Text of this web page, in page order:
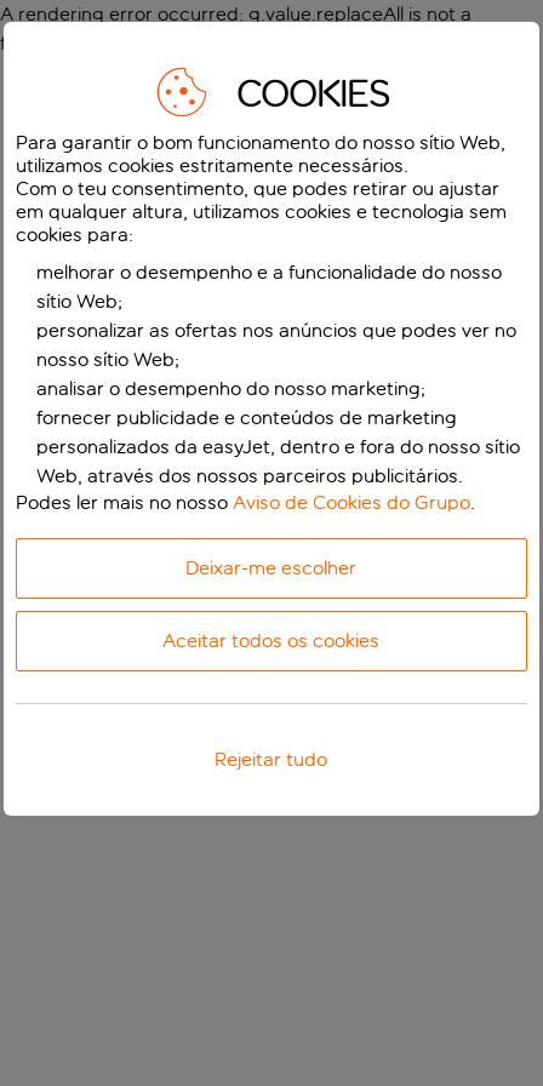
A rendering error occurred: g.value.replaceAll is not a
function
COOKIES
Para garantir o bom funcionamento do nosso sítio Web,
utilizamos cookies estritamente necessários.
Com o teu consentimento, que podes retirar ou ajustar
em qualquer altura, utilizamos cookies e tecnologia sem
cookies para:
melhorar o desempenho e a funcionalidade do nosso
sítio Web;
personalizar as ofertas nos anúncios que podes ver no
nosso sítio Web;
analisar o desempenho do nosso marketing;
fornecer publicidade e conteúdos de marketing
personalizados da easyJet, dentro e fora do nosso sítio
Web, através dos nossos parceiros publicitários.
Podes ler mais no nossoAviso de Cookies do Grupo.
Deixar-me escolher
Aceitar todos os cookies
Rejeitar tudo